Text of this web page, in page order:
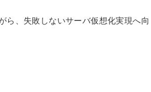
ら、失敗しないサーバ仮想化実現へ向